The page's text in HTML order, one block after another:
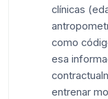
clínicas
como
esa
entrenar